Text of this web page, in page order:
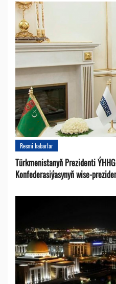
Resmi habarlar
Türkmenistanyň Prezidenti
Konfederasiýasynyň wise-